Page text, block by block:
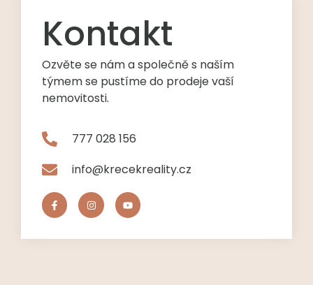
Kontakt
Ozvěte se nám a společně s naším
týmem se pustíme do prodeje vaší
nemovitosti.
777 028 156
info@krecekreality.cz